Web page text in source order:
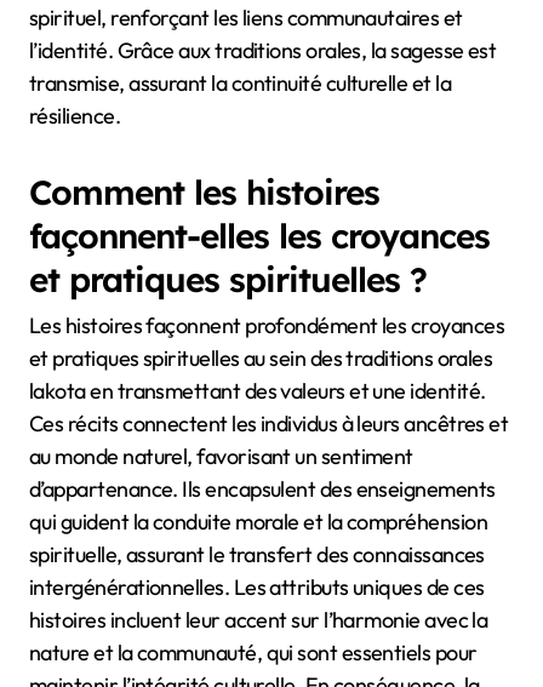
spirituel, renforçant les liens communautaires et
l’identité. Grâce aux traditions orales, la sagesse est
transmise, assurant la continuité culturelle et la
résilience.
Comment les histoires
façonnent-elles les croyances
et pratiques spirituelles ?
Les histoires façonnent profondément les croyances
et pratiques spirituelles au sein des traditions orales
lakota en transmettant des valeurs et une identité.
Ces récits connectent les individus à leurs ancêtres et
au monde naturel, favorisant un sentiment
d’appartenance. Ils encapsulent des enseignements
qui guident la conduite morale et la compréhension
spirituelle, assurant le transfert des connaissances
intergénérationnelles. Les attributs uniques de ces
histoires incluent leur accent sur l’harmonie avec la
nature et la communauté, qui sont essentiels pour